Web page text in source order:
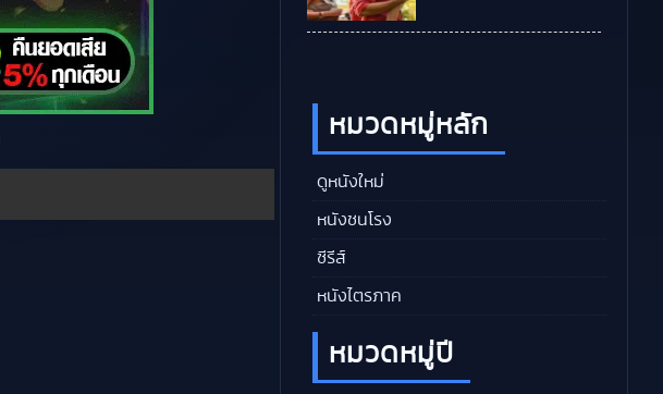
หมวดหมู่หลัก
ดูหนังใหม่
หนังชนโรง
ซีรีส์
หนังไตรภาค
หมวดหมู่ปี